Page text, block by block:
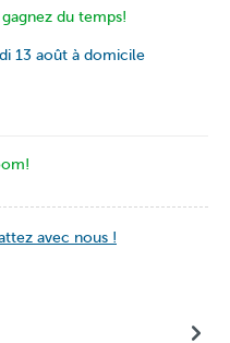
du temps!
13 août à domicile
avec nous !